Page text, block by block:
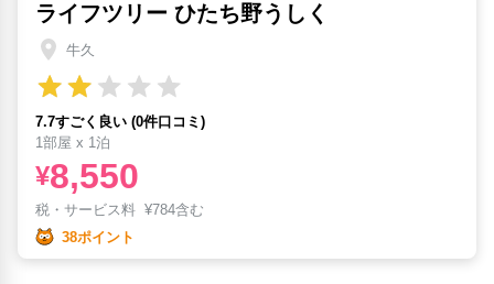
ライフツリー ひたち野うしく
牛久
7.7すごく良い (0件口コミ)
1部屋 x 1泊
¥8,550
税・サービス料 ¥784含む
38ポイント